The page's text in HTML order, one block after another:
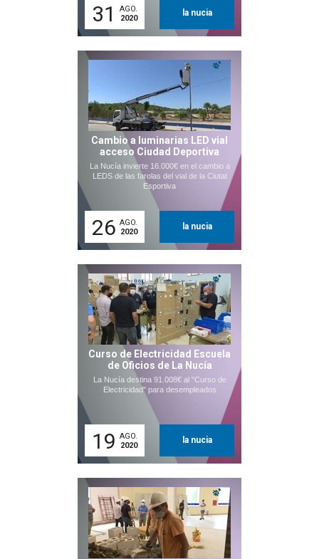
31
AGO.
2020
la nucia
Cambio a luminarias LED vial
acceso Ciudad Deportiva
La Nucía invierte 16.000€ en el cambio a
LEDS de las farolas del vial de la Ciutat
Esportiva
26 AGO.
2020
la nucia
Curso de Electricidad Escuela
de Oficios de La Nucía
La Nucía destina 91.008€ al "Curso de
Electricidad" para desempleados
19 AGO.
2020
la nucia